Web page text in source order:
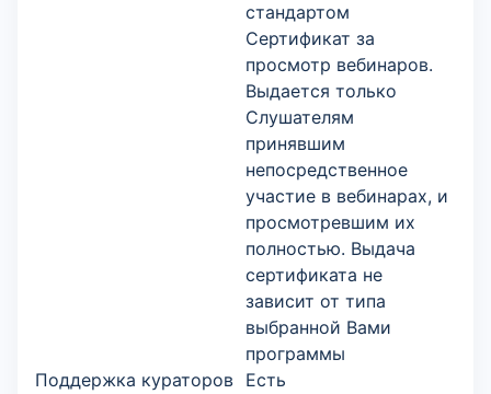
стандартом
Сертификат за
просмотр вебинаров.
Выдается только
Слушателям
принявшим
непосредственное
участие в вебинарах, и
просмотревшим их
полностью. Выдача
сертификата не
зависит от типа
выбранной Вами
программы
Поддержка кураторов Есть